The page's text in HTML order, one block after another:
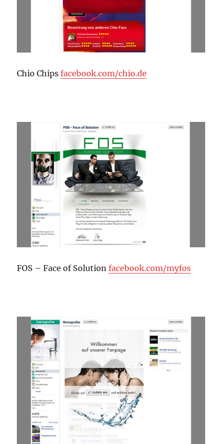
Chio Chipsfacebook.com/chio.de
FOS – Face of Solutionfacebook.com/myfos